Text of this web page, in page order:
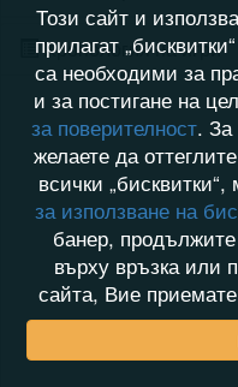
Хронология на игри
Този сайт и
прилагат
са необходими за
и за постигане на
за поверителност.
желаете да
всички
за използване на
банер,
върху връзка или
сайта, Вие приемате